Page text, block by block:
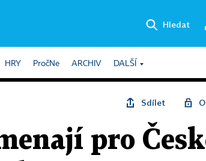
Hledat
HRY PročNe ARCHIV DALŠÍ
Sdílet
pro